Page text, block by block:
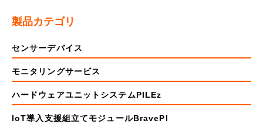
製品カテゴリ
センサーデバイス
モニタリングサービス
ハードウェアユニットシステムPILEz
IoT導入支援組立てモジュールBravePI